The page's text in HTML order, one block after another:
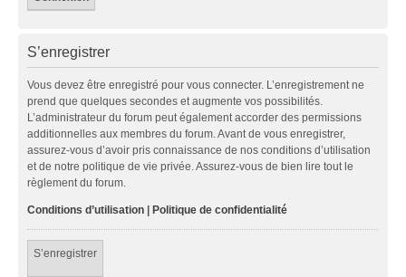
S’enregistrer
Vous devez être enregistré pour vous connecter. L’enregistrement ne
prend que quelques secondes et augmente vos possibilités.
L’administrateur du forum peut également accorder des permissions
additionnelles aux membres du forum. Avant de vous enregistrer,
assurez-vous d’avoir pris connaissance de nos conditions d’utilisation
et de notre politique de vie privée. Assurez-vous de bien lire tout le
règlement du forum.
Conditions d’utilisation | Politique de confidentialité
S’enregistrer